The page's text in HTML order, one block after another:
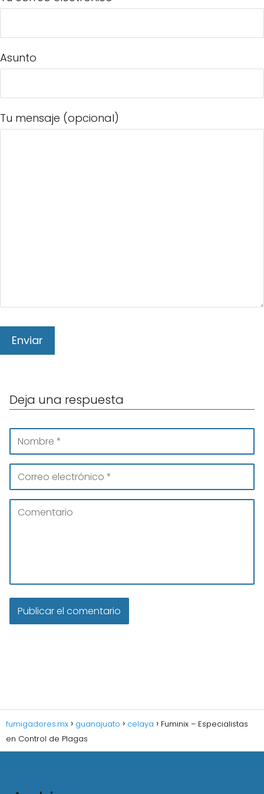
Asunto
Tu mensaje (opcional)
Deja una respuesta
fumigadores.mx guanajuato celaya
Fuminix – Especialistas
en Control de Plagas